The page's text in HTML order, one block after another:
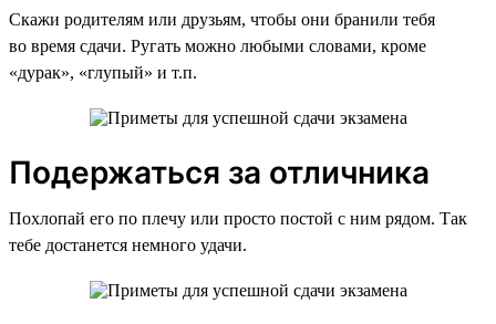
Скажи родителям или друзьям, чтобы они бранили тебя
во время сдачи. Ругать можно любыми словами, кроме
«дурак», «глупый» и т.п.
Подержаться за отличника
Похлопай его по плечу или просто постой с ним рядом. Так
тебе достанется немного удачи.